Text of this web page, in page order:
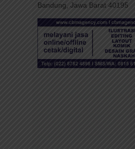
Bandung, Jawa Barat 40195